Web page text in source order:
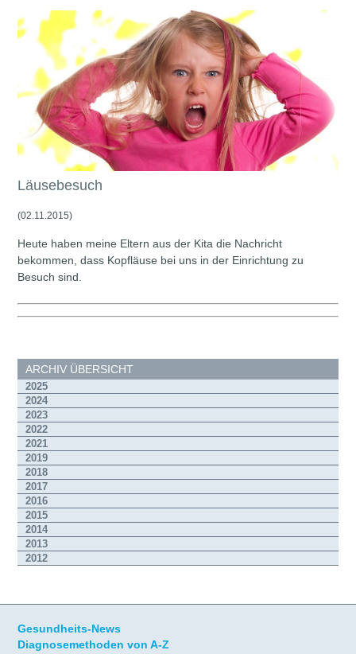
Läusebesuch
(02.11.2015)
Heute haben meine Eltern aus der Kita die Nachricht
bekommen, dass Kopfläuse bei uns in der Einrichtung zu
Besuch sind.
ARCHIV ÜBERSICHT
2025
2024
2023
2022
2021
2019
2018
2017
2016
2015
2014
2013
2012
Gesundheits-News
Diagnosemethoden von A-Z